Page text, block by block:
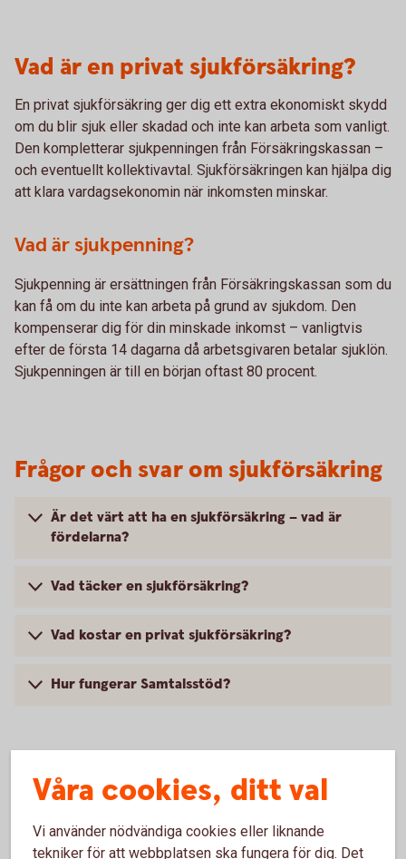
Vad är en privat sjukförsäkring?
En privat sjukförsäkring ger dig ett extra ekonomiskt skydd
om du blir sjuk eller skadad och inte kan arbeta som vanligt.
Den kompletterar sjukpenningen från Försäkringskassan –
och eventuellt kollektivavtal. Sjukförsäkringen kan hjälpa dig
att klara vardagsekonomin när inkomsten minskar.
Vad är sjukpenning?
Sjukpenning är ersättningen från Försäkringskassan som du
kan få om du inte kan arbeta på grund av sjukdom. Den
kompenserar dig för din minskade inkomst – vanligtvis
efter de första 14 dagarna då arbetsgivaren betalar sjuklön.
Sjukpenningen är till en början oftast 80 procent.
Frågor och svar om sjukförsäkring
Är det värt att ha en sjukförsäkring – vad är
fördelarna?
Vad täcker en sjukförsäkring?
Vad kostar en privat sjukförsäkring?
Hur fungerar Samtalsstöd?
Anmäl skada
Våra cookies, ditt val
Vi använder nödvändiga cookies eller liknande
tekniker för att webbplatsen ska fungera för dig. Det